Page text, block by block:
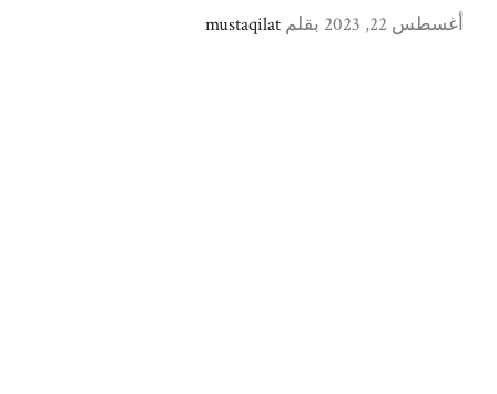
أغسطس 22, 2023 بقلم mustaqilat